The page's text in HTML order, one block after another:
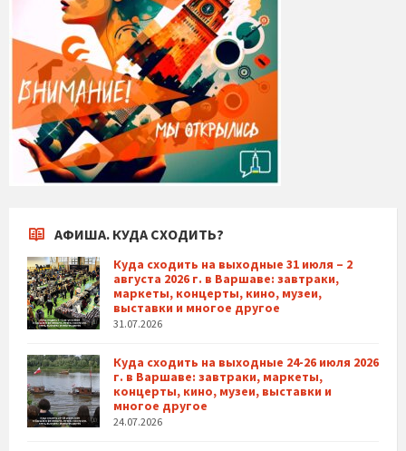
АФИША. КУДА СХОДИТЬ?
Куда сходить на выходные 31 июля – 2
августа 2026 г. в Варшаве: завтраки,
маркеты, концерты, кино, музеи,
выставки и многое другое
31.07.2026
Куда сходить на выходные 24-26 июля 2026
г. в Варшаве: завтраки, маркеты,
концерты, кино, музеи, выставки и
многое другое
24.07.2026